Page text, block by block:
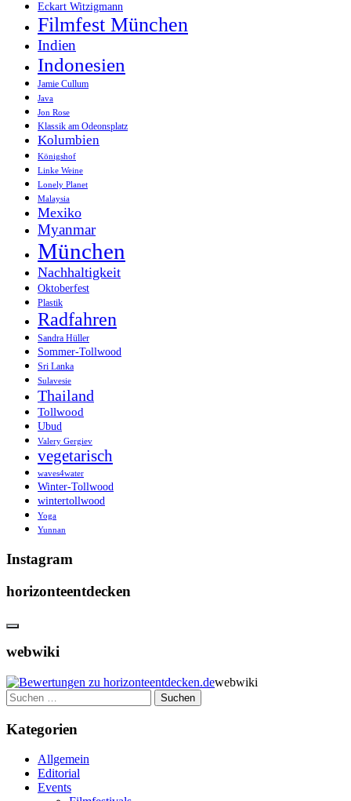
Eckart Witzigmann
Filmfest München
Indien
Indonesien
Jamie Cullum
Java
Jon Rose
Klassik am Odeonsplatz
Kolumbien
Königshof
Linke Weine
Lonely Planet
Malaysia
Mexiko
Myanmar
München
Nachhaltigkeit
Oktoberfest
Plastik
Radfahren
Sandra Hüller
Sommer-Tollwood
Sri Lanka
Sulavesie
Thailand
Tollwood
Ubud
Valery Gergiev
vegetarisch
waves4water
Winter-Tollwood
wintertollwood
Yoga
Yunnan
Instagram
horizonteentdecken
webwiki
webwiki
Suchen
nach:
Kategorien
Allgemein
Editorial
Events